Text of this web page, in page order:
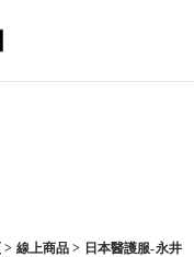
> 線上商品 > 日本醫護服-永井